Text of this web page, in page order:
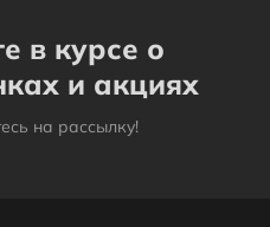
в курсе о
и акциях
на рассылкy!